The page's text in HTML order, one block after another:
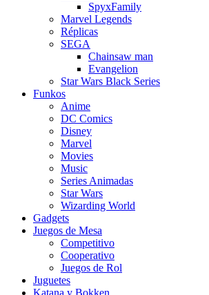
SpyxFamily
Marvel Legends
Réplicas
SEGA
Chainsaw man
Evangelion
Star Wars Black Series
Funkos
Anime
DC Comics
Disney
Marvel
Movies
Music
Series Animadas
Star Wars
Wizarding World
Gadgets
Juegos de Mesa
Competitivo
Cooperativo
Juegos de Rol
Juguetes
Katana y Bokken